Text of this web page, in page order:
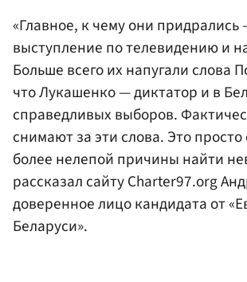
«Главное, к чему они
выступление по телевидению и
Больше всего их напугали слова
что Лукашенко — диктатор и в
справедливых выборов.
снимают за эти слова. Это
более нелепой причины найти
рассказал сайту Charter97.org
доверенное лицо кандидата от
Беларуси».